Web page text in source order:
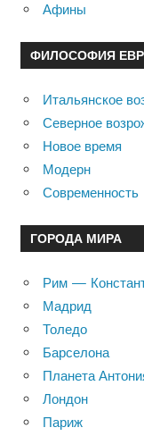
Афины
ФИЛОСОФИЯ
Итальянское
Северное
Новое время
Модерн
Современность
ГОРОДА МИРА
Рим —
Мадрид
Толедо
Барселона
Планета
Лондон
Париж